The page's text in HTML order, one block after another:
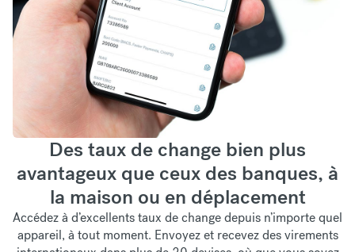
Des taux de change bien plus
avantageux que ceux des banques, à
la maison ou en déplacement
Accédez à d’excellents taux de change depuis n’importe quel
appareil, à tout moment. Envoyez et recevez des virements